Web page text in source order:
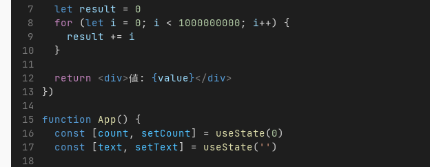
let result = 0
for (let i = 0 ; i < 1000000000 ; i++) {
result += i
  }
return <div>値: {value}</div>
})
function App() {
const [count , setCount] = useState(0)
const [text , setText] = useState( '' )